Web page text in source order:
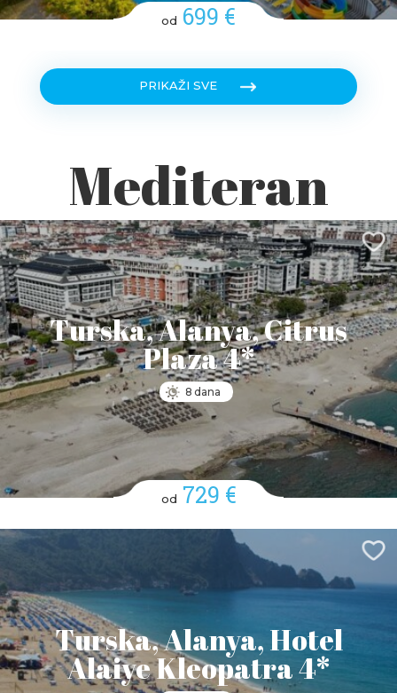
od 699 €
PRIKAŽI SVE
Mediteran
Turska, Alanya, Citrus
Plaza 4*
8 dana
od 729 €
Turska, Alanya, Hotel
Alaiye Kleopatra 4*